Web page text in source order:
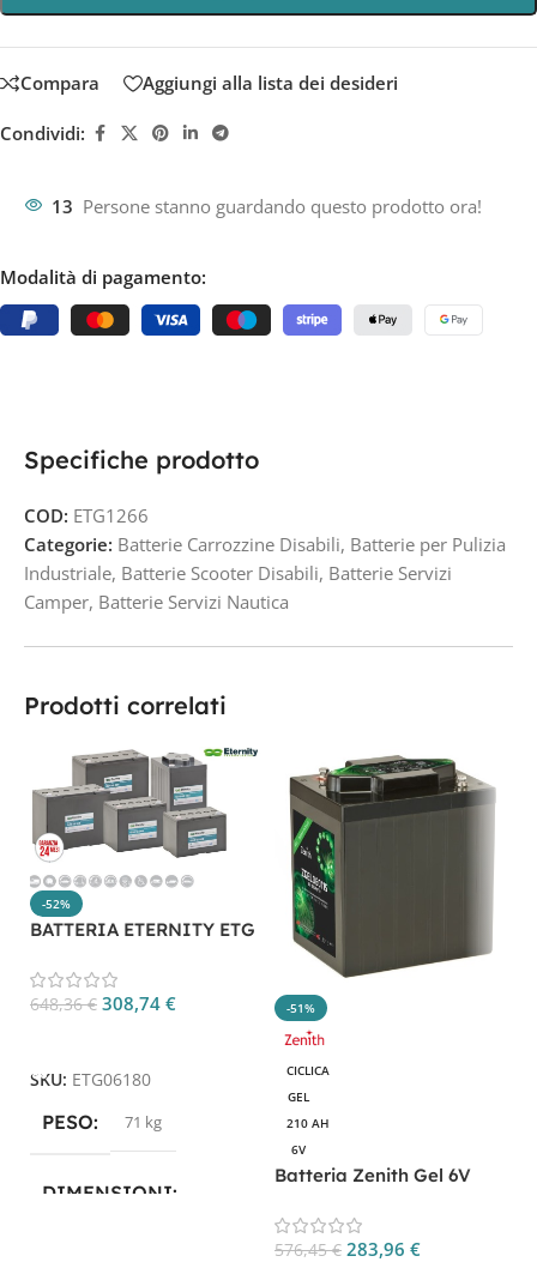
Compara Aggiungi alla lista dei desideri
Condividi:
13 Persone stanno guardando questo prodotto ora!
Modalità di pagamento:
Specifiche prodotto
COD: ETG1266
Categorie: Batterie Carrozzine Disabili, Batterie per Pulizia
Industriale, Batterie Scooter Disabili, Batterie Servizi
Camper, Batterie Servizi Nautica
Prodotti correlati
-52%
BATTERIA ETERNITY ETG
648,36€ 308,74 €
SKU: ETG06180
PESO 71 kg
DIMENSIONI
-51%
CICLICA
GEL
210 AH
6V
Batteria Zenith Gel 6V
576,45€ 283,96 €